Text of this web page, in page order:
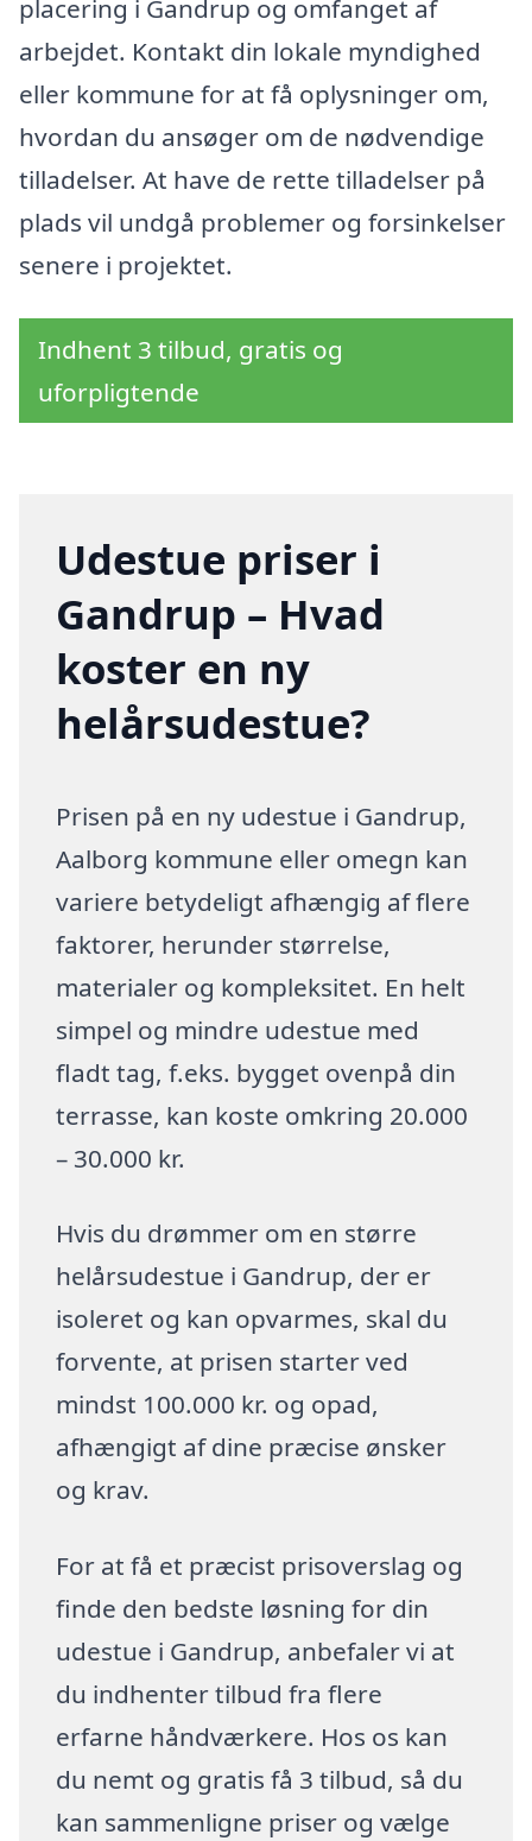
placering i Gandrup og omfanget af
arbejdet. Kontakt din lokale myndighed
eller kommune for at få oplysninger om,
hvordan du ansøger om de nødvendige
tilladelser. At have de rette tilladelser på
plads vil undgå problemer og forsinkelser
senere i projektet.
Indhent 3 tilbud, gratis og
uforpligtende
Udestue priser i
Gandrup – Hvad
koster en ny
helårsudestue?
Prisen på en ny udestue i Gandrup,
Aalborg kommune eller omegn kan
variere betydeligt afhængig af flere
faktorer, herunder størrelse,
materialer og kompleksitet. En helt
simpel og mindre udestue med
fladt tag, f.eks. bygget ovenpå din
terrasse, kan koste omkring 20.000
– 30.000 kr.
Hvis du drømmer om en større
helårsudestue i Gandrup, der er
isoleret og kan opvarmes, skal du
forvente, at prisen starter ved
mindst 100.000 kr. og opad,
afhængigt af dine præcise ønsker
og krav.
For at få et præcist prisoverslag og
finde den bedste løsning for din
udestue i Gandrup, anbefaler vi at
du indhenter tilbud fra flere
erfarne håndværkere. Hos os kan
du nemt og gratis få 3 tilbud, så du
kan sammenligne priser og vælge